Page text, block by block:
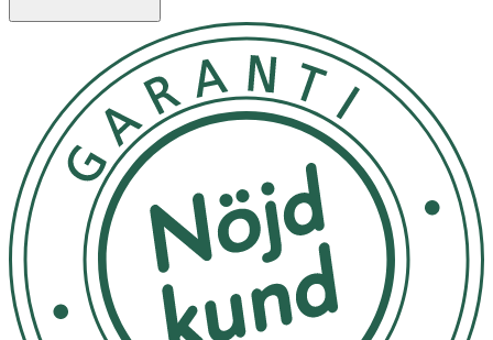
2 månader.
Lämna inte nappen i direkt solljus eller nära en
värmekälla.
OK för gravida och ammande:
Ingredienser:
Sköld/Knopp: Polypropen (PP) Sugdel: Naturgummi